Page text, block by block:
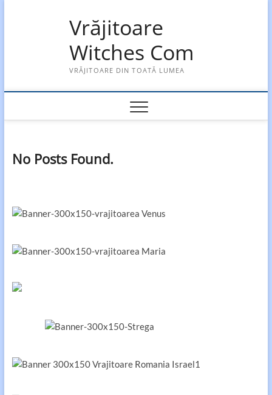
Vrăjitoare
Witches Com
VRĂJITOARE DIN TOATĂ LUMEA
No Posts Found.